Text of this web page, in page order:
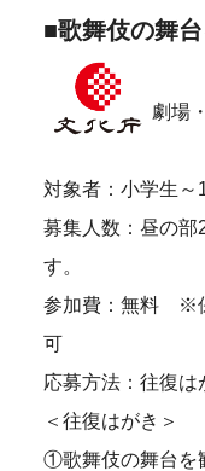
■歌舞伎の舞
劇場
対象者：小学生～
募集人数：昼の
す。
参加費：無料 ※
可
応募方法：往復は
＜往復はがき＞
①歌舞伎の舞台を